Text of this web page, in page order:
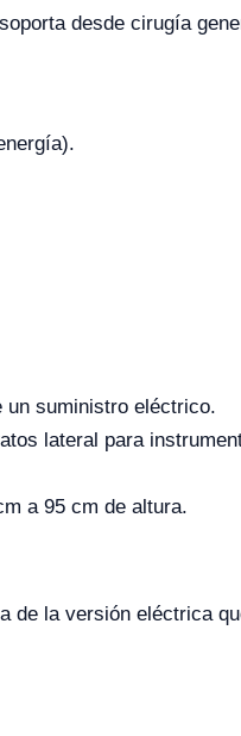
desde cirugía
un suministro eléctrico.
lateral para
a 95 cm de altura.
de la versión eléctrica